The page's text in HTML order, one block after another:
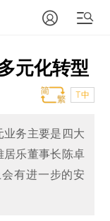
元化转型
T中
务主要是四大
居乐董事长陈卓
有进一步的安